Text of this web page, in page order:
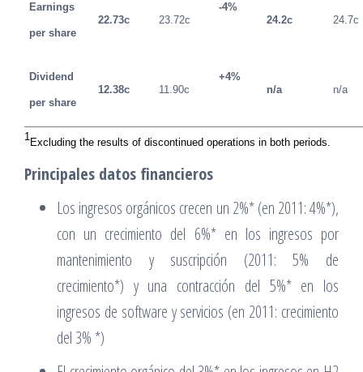
Earnings
per share
22.73c 23.72c
-4%
24.2c
24.7c
Dividend
per share
12.38c 11.90c
+4%
n/a
n/a
1 Excluding the results of discontinued operations in both periods.
Principales datos financieros
Los ingresos orgánicos crecen un 2%* (en 2011: 4%*),
con un crecimiento del 6%* en los ingresos por
mantenimiento y suscripción (2011: 5% de
crecimiento*) y una contracción del 5%* en los
ingresos de software y servicios (en 2011: crecimiento
del 3% *)